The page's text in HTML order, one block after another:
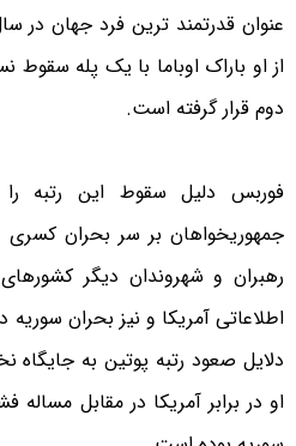
از او باراک اوباما با یک پله
دوم قرار گرفته است.
فوربس دلیل سقوط این رتبه
جمهوریخواهان بر سر بحران کسری
رهبران و شهروندان دیگر
اطلاعاتی آمریکا و نیز بحران
دلایل صعود رتبه پوتین به
او در برابر آمریکا در مقابل مساله